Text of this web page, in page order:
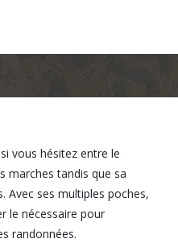
vous hésitez entre le
marches tandis que sa
ses multiples poches,
le nécessaire pour
randonnées.